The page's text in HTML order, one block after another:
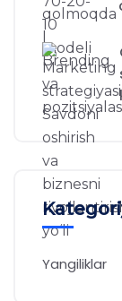
Yangiliklar